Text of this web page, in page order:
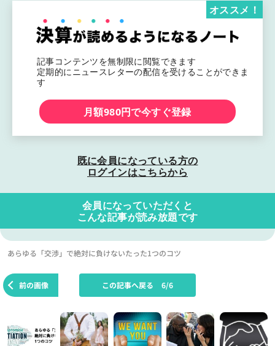
記事コンテンツを無制限に閲覧できます
定期的にニュースレターの配信を受けることができま
す
オススメ！
月額980円で今すぐ登録
既に会員になっている方の
ログインはこちらから
会員になっていただくと
こんな記事が読み放題です
あらゆる「交渉」で絶対に負けないたった1つのコツ
前の画像 この記事へ戻る 6/6